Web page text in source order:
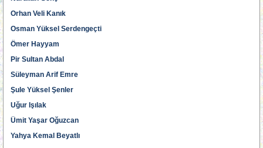
Orhan Veli Kanık
Osman Yüksel Serdengeçti
Ömer Hayyam
Pir Sultan Abdal
Süleyman Arif Emre
Şule Yüksel Şenler
Uğur Işılak
Ümit Yaşar Oğuzcan
Yahya Kemal Beyatlı